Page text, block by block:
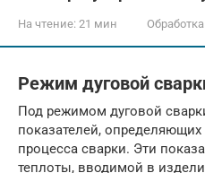
На чтение: 21 мин
Режим дуговой
Под режимом дуговой
показателей, определяющих
процесса сварки. Эти
теплоты, вводимой в